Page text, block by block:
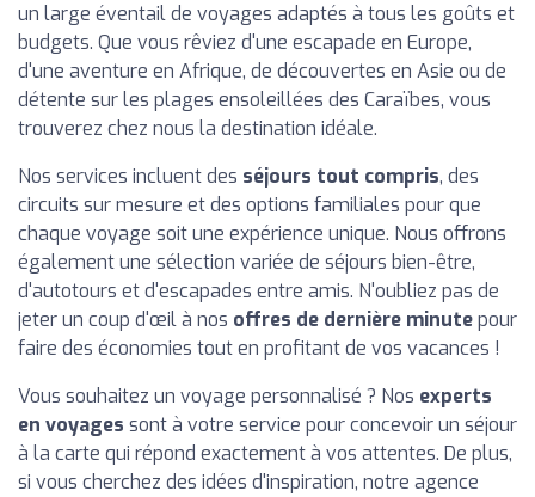
un large éventail de voyages adaptés à tous les goûts et
budgets. Que vous rêviez d'une escapade en Europe,
d'une aventure en Afrique, de découvertes en Asie ou de
détente sur les plages ensoleillées des Caraïbes, vous
trouverez chez nous la destination idéale.
Nos services incluent des séjours tout compris, des
circuits sur mesure et des options familiales pour que
chaque voyage soit une expérience unique. Nous offrons
également une sélection variée de séjours bien-être,
d'autotours et d'escapades entre amis. N'oubliez pas de
jeter un coup d'œil à nos offres de dernière minutepour
faire des économies tout en profitant de vos vacances !
Vous souhaitez un voyage personnalisé ? Nos experts
en voyages sont à votre service pour concevoir un séjour
à la carte qui répond exactement à vos attentes. De plus,
si vous cherchez des idées d'inspiration, notre agence